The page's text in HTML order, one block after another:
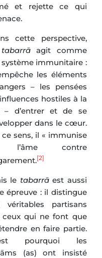
et rejette ce qui
cette perspective,
tabarrāagit comme
système immunitaire :
les éléments
– les pensées
hostiles à la
– d’entrer et de se
dans le cœur.
ce sens, il « immunise
contre
[2]
le tabarrāest aussi
épreuve : il distingue
véritables partisans
ceux qui ne font que
en faire partie.
pourquoi les
(as) ont insisté